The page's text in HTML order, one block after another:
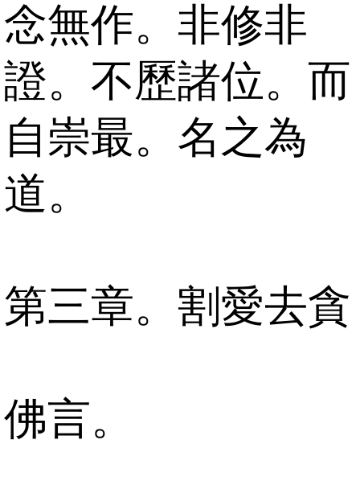
念無作。非修非
證。不歷諸位。而
自崇最。名之為
道。
第三章。割愛去貪
佛言。